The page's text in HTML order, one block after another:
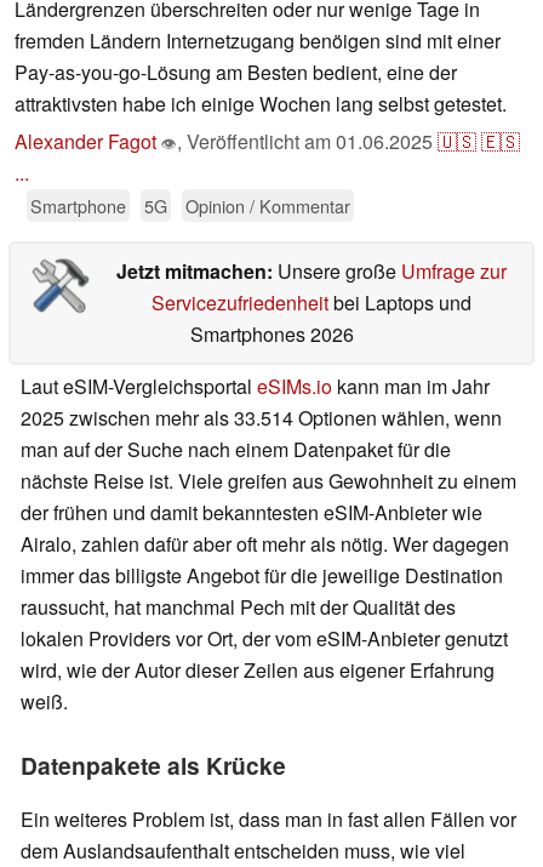
Ländergrenzen überschreiten oder nur wenige Tage in
fremden Ländern Internetzugang benöigen sind mit einer
Pay-as-you-go-Lösung am Besten bedient, eine der
attraktivsten habe ich einige Wochen lang selbst getestet.
Alexander Fagot 👁, Veröffentlicht am01.06.2025🇺🇸🇪🇸
...
Smartphone 5G Opinion / Kommentar
Jetzt mitmachen: Unsere große Umfrage zur
Servicezufriedenheitbei Laptops und
Smartphones 2026
Laut eSIM-Vergleichsportal eSIMs.io kann man im Jahr
2025 zwischen mehr als 33.514 Optionen wählen, wenn
man auf der Suche nach einem Datenpaket für die
nächste Reise ist. Viele greifen aus Gewohnheit zu einem
der frühen und damit bekanntesten eSIM-Anbieter wie
Airalo, zahlen dafür aber oft mehr als nötig. Wer dagegen
immer das billigste Angebot für die jeweilige Destination
raussucht, hat manchmal Pech mit der Qualität des
lokalen Providers vor Ort, der vom eSIM-Anbieter genutzt
wird, wie der Autor dieser Zeilen aus eigener Erfahrung
weiß.
Datenpakete als Krücke
Ein weiteres Problem ist, dass man in fast allen Fällen vor
dem Auslandsaufenthalt entscheiden muss, wie viel